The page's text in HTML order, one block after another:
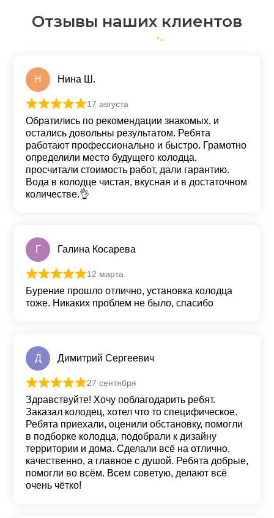
Отзывы наших клиентов
Н Нина Ш.
Оценка из 5
17 августа
Обратились по рекомендации знакомых, и
остались довольны результатом. Ребята
работают профессионально и быстро. Грамотно
определили место будущего колодца,
просчитали стоимость работ, дали гарантию.
Вода в колодце чистая, вкусная и в достаточном
количестве.👌
Г Галина Косарева
Оценка из 5
12 марта
Бурение прошло отлично, установка колодца
тоже. Никаких проблем не было, спасибо
Д Димитрий Сергеевич
Оценка
27 сентября
Здравствуйте! Хочу поблагодарить ребят.
Заказал колодец, хотел что то специфическое.
Ребята приехали, оценили обстановку, помогли
в подборке колодца, подобрали к дизайну
территории и дома. Сделали всё на отлично,
качественно, а главное с душой. Ребята добрые,
помогли во всём. Всем советую, делают всё
очень чётко!